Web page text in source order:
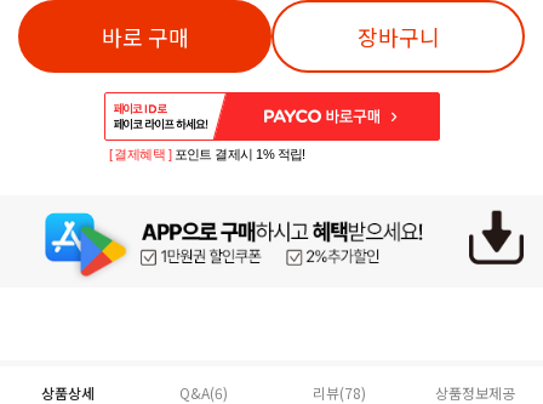
바로 구매 장바구니
[ 결제혜택 ] 포인트 결제시 1% 적립!
상품상세 Q&A(6) 리뷰(78) 상품정보제공